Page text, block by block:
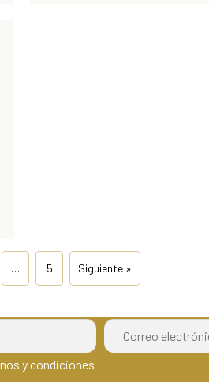
… 5 Siguiente »
y condiciones